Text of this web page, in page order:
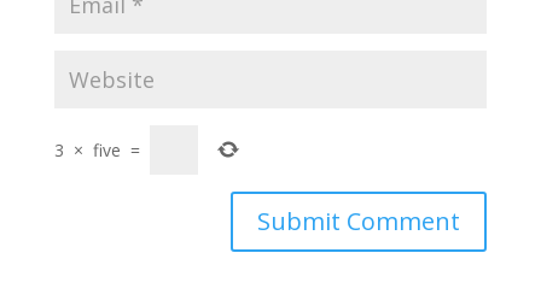
3 × five =